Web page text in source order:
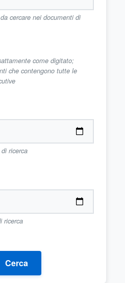
cercare nei documenti di
come digitato;
che contengono tutte le
ricerca
ricerca
Cerca